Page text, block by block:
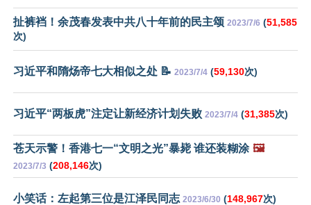
扯裤裆！余茂春发表中共八十年前的民主颂 2023/7/6 (51,585
次)
习近平和隋炀帝七大相似之处 📝 2023/7/4 (59,130次)
习近平“两板虎”注定让新经济计划失败 2023/7/4 (31,385次)
苍天示警！香港七一“文明之光”暴毙 谁还装糊涂 🖼️
2023/7/3 (208,146次)
小笑话：左起第三位是江泽民同志 2023/6/30 (148,967次)